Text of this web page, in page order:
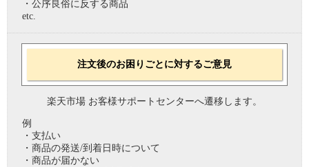
・公序良俗に反する商品
etc.
注文後のお困りごとに対するご意見
楽天市場 お客様サポートセンターへ遷移します。
例
・支払い
・商品の発送/到着日時について
・商品が届かない